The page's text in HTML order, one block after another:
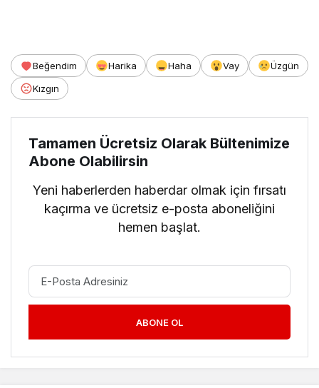
Beğendim Harika Haha Vay
Üzgün
Kızgın
Tamamen Ücretsiz Olarak Bültenimize
Abone Olabilirsin
Yeni haberlerden haberdar olmak için fırsatı
kaçırma ve ücretsiz e-posta aboneliğini
hemen başlat.
ABONE OL